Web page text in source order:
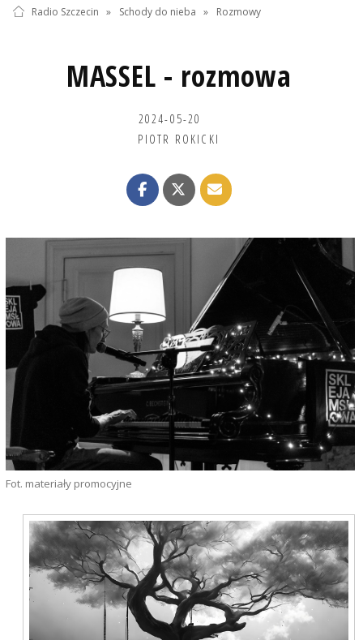
Radio Szczecin » Schody do nieba » Rozmowy
MASSEL - rozmowa
2024-05-20
PIOTR ROKICKI
Fot. materiały promocyjne